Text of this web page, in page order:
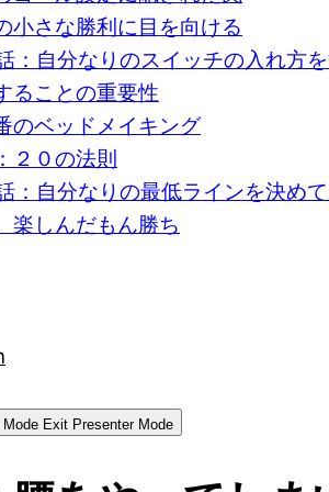
小さな勝利に目を向ける
：自分なりのスイッチの入れ方
ることの重要性
のベッドメイキング
２０の法則
：自分なりの最低ラインを決めて
楽しんだもん勝ち
Mode Exit Presenter Mode